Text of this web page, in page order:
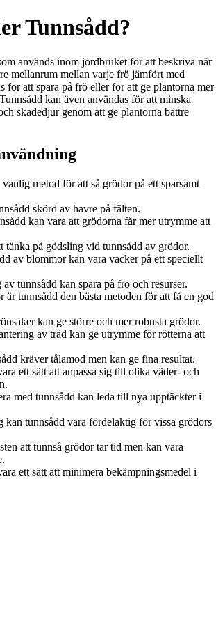
Tunnsådd?
används inom jordbruket för att beskriva när
mellanrum mellan varje frö jämfört med
för att spara på frö eller för att ge plantorna mer
kan även användas för att minska
skadedjur genom att ge plantorna bättre
metod för att så grödor på ett sparsamt
skörd av havre på fälten.
kan vara att grödorna får mer utrymme att
tänka på gödsling vid tunnsådd av grödor.
av blommor kan vara vacker på ett speciellt
tunnsådd kan spara på frö och resurser.
är tunnsådd den bästa metoden för att få en god
kan ge större och mer robusta grödor.
av träd kan ge utrymme för rötterna att
kräver tålamod men kan ge fina resultat.
ett sätt att anpassa sig till olika väder- och
med tunnsådd kan leda till nya upptäckter i
kan tunnsådd vara fördelaktig för vissa grödors
att tunnså grödor tar tid men kan vara
ett sätt att minimera bekämpningsmedel i